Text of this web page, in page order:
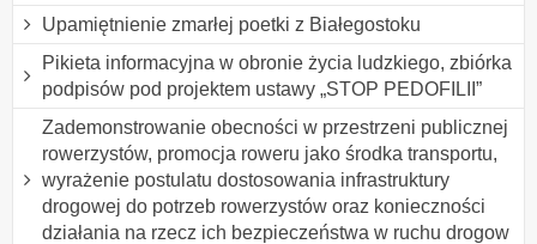
Upamiętnienie zmarłej poetki z Białegostoku
Pikieta informacyjna w obronie życia ludzkiego, zbiórka
podpisów pod projektem ustawy „STOP PEDOFILII”
Zademonstrowanie obecności w przestrzeni publicznej
rowerzystów, promocja roweru jako środka transportu,
wyrażenie postulatu dostosowania infrastruktury
drogowej do potrzeb rowerzystów oraz konieczności
działania na rzecz ich bezpieczeństwa w ruchu drogow